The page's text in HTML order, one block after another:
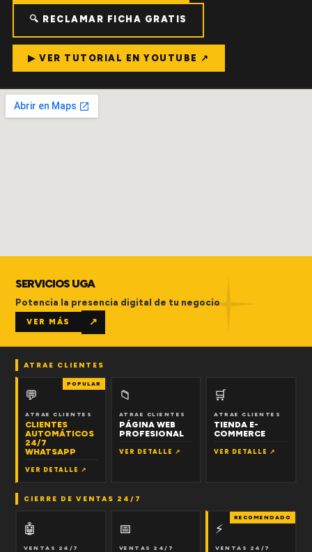
🔍 RECLAMAR FICHA GRATIS
▶ VER TUTORIAL EN YOUTUBE ↗
SERVICIOS UGA
Potencia la presencia digital de tu negocio
VER MÁS ↗
ATRAE CLIENTES
POPULAR
💬
ATRAE CLIENTES
CLIENTES
AUTOMÁTICOS
24/7
WHATSAPP
VER DETALLE ↗
📁
ATRAE CLIENTES
PÁGINA WEB
PROFESIONAL
VER DETALLE ↗
🛒
ATRAE CLIENTES
TIENDA E-
COMMERCE
VER DETALLE ↗
CIERRE DE VENTAS 24/7
🤖
VENTAS 24/7
📅
VENTAS 24/7
RECOMENDADO
⚡
VENTAS 24/7